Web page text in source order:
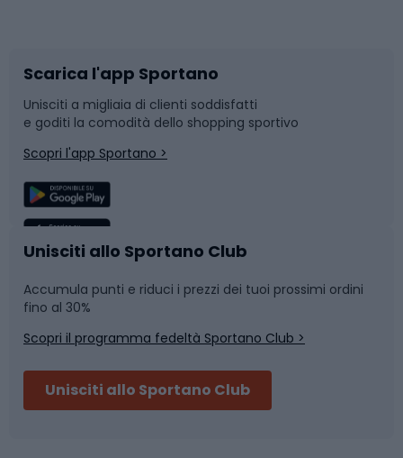
Bushcraft
Corsa
Sport di squadra
Caschi da ciclismo
Skitouring
Slitte e slittini
Snowboard
Camminata nordica
Nuoto
Pattinaggio
Scarica l'app Sportano
Unisciti a migliaia di clienti soddisfatti
e goditi la comodità dello shopping sportivo
Scopri l'app Sportano >
Unisciti allo Sportano Club
Accumula punti e riduci i prezzi dei tuoi prossimi ordini
fino al 30%
Scopri il programma fedeltà Sportano Club >
Unisciti allo Sportano Club